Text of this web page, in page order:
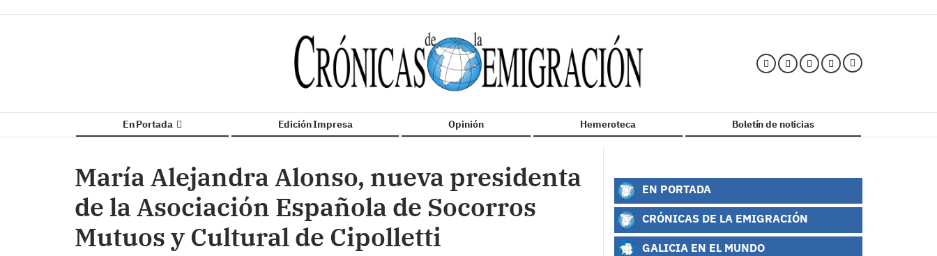
En Portada Edición Impresa Opinión Hemeroteca Boletín de noticias
María Alejandra Alonso, nueva presidenta
de la Asociación Española de Socorros
Mutuos y Cultural de Cipolletti
EN PORTADA
CRÓNICAS DE LA EMIGRACIÓN
GALICIA EN EL MUNDO